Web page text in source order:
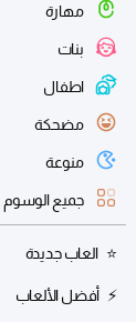
مهارة
بنات
اطفال
مضحكة
منوعة
جميع الوسوم
العاب جديدة
أفضل الألعاب